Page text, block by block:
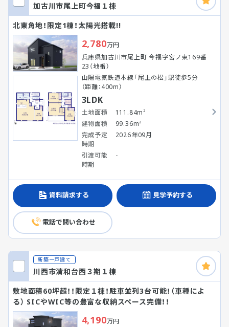
加古川市尾上町今福１棟
北東角地！限定1棟！太陽光搭載!!
2,780万円
兵庫県加古川市尾上町 今福字宮ノ東169番
23（地番）
山陽電気鉄道本線「尾上の松」駅徒歩5分
（距離：400m）
3LDK
土地面積
111.84m²
建物面積
99.36m²
完成予定
時期
2026年09月
引渡可能
時期
-
資料請求する 見学予約する
電話で問い合わせ
新築一戸建て
川西市清和台西３期１棟
敷地面積60坪超！！限定１棟！駐車並列3台可能！（車種によ
る） SICやWIC等の豊富な収納スペース完備！！
4,190万円